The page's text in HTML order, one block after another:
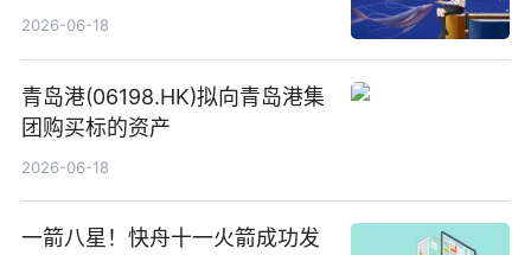
缩小
2026-06-18
青岛港(06198.HK)拟向青岛港集
团购买标的资产
2026-06-18
一箭八星！快舟十一火箭成功发